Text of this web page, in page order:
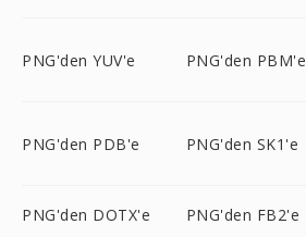
PNG'den YUV'e PNG'den PBM'e
PNG'den PDB'e PNG'den SK1'e
PNG'den DOTX'e PNG'den FB2'e